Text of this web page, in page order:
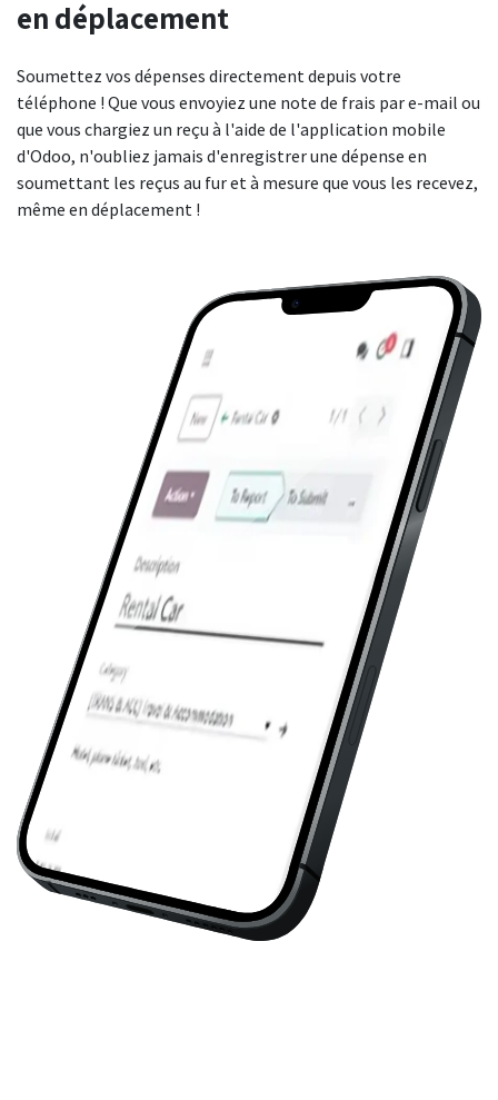
en déplacement
Soumettez vos dépenses directement depuis votre
téléphone ! Que vous envoyiez une note de frais par e-mail ou
que vous chargiez un reçu à l'aide de l'application mobile
d'Odoo, n'oubliez jamais d'enregistrer une dépense en
soumettant les reçus au fur et à mesure que vous les recevez,
même en déplacement !